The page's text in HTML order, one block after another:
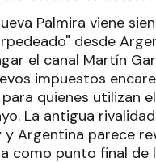
Palmira viene
desde
el canal Martín
impuestos
quienes utilizan
La antigua
Argentina parece
como punto final de